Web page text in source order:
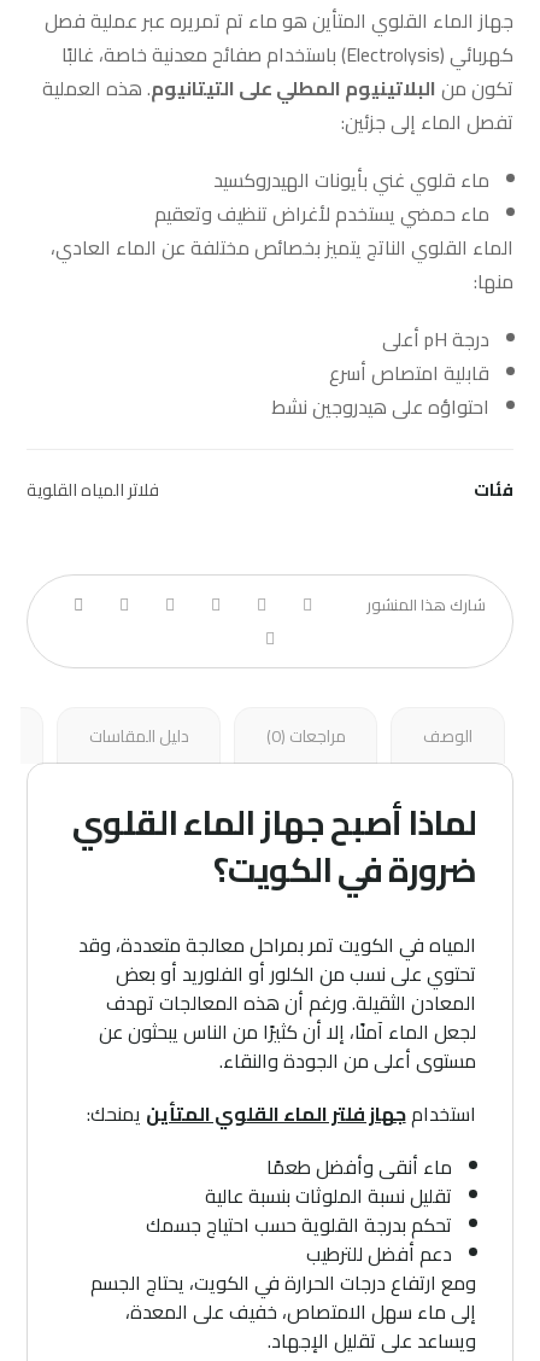
جهاز الماء القلوي المتأين هو ماء تم تمريره عبر عملية فصل
كهربائي (Electrolysis) باستخدام صفائح معدنية خاصة، غالبًا
تكون من البلاتينيوم المطلي على التيتانيوم. هذه العملية
تفصل الماء إلى جزئين:
ماء قلوي غني بأيونات الهيدروكسيد
ماء حمضي يستخدم لأغراض تنظيف وتعقيم
الماء القلوي الناتج يتميز بخصائص مختلفة عن الماء العادي،
منها:
درجة pH أعلى
قابلية امتصاص أسرع
احتواؤه على هيدروجين نشط
فئات فلاتر المياه القلوية
الوصف مراجعات (0) دليل المقاسات
لماذا أصبح جهاز الماء القلوي
ضرورة في الكويت؟
المياه في الكويت تمر بمراحل معالجة متعددة، وقد
تحتوي على نسب من الكلور أو الفلوريد أو بعض
المعادن الثقيلة. ورغم أن هذه المعالجات تهدف
لجعل الماء آمنًا، إلا أن كثيرًا من الناس يبحثون عن
مستوى أعلى من الجودة والنقاء.
استخدامجهاز فلتر الماء القلوي المتأين يمنحك:
ماء أنقى وأفضل طعمًا
تقليل نسبة الملوثات بنسبة عالية
تحكم بدرجة القلوية حسب احتياج جسمك
دعم أفضل للترطيب
ومع ارتفاع درجات الحرارة في الكويت، يحتاج الجسم
إلى ماء سهل الامتصاص، خفيف على المعدة،
ويساعد على تقليل الإجهاد.